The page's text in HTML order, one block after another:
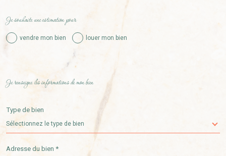
par
Je souhaite une estimation pour
vendre mon bien louer mon bien
par
défaut
Je renseigne les informations de mon bien
Type de bien
Sélectionnez le type de bien
Adresse du bien *